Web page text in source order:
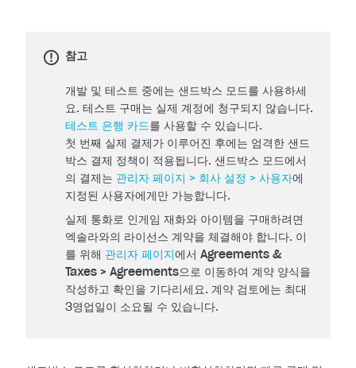
참고
개발 및 테스트 중에는 샌드박스 모드를 사용하세
요. 테스트 구매는 실제 계정에 청구되지 않습니다.
테스트 은행 카드를 사용할 수 있습니다.
첫 번째 실제 결제가 이루어진 후에는 엄격한 샌드
박스 결제 정책이 적용됩니다. 샌드박스 모드에서
의 결제는 관리자 페이지 > 회사 설정 > 사용자에
지정된 사용자에게만 가능합니다.
실제 통화로 인게임 재화와 아이템을 구매하려면
엑솔라와의 라이선스 계약을 체결해야 합니다. 이
를 위해 관리자 페이지 에서 Agreements &
Taxes > Agreements으로 이동하여 계약 양식을
작성하고 확인을 기다리세요. 계약 검토에는 최대
3영업일이 소요될 수 있습니다.